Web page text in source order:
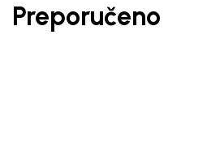
Preporučeno